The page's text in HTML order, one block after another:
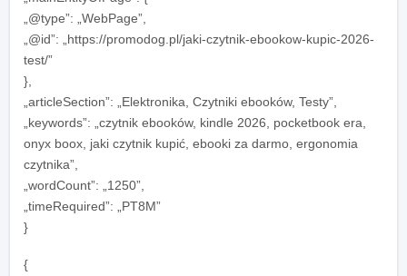
„@type”: „WebPage”,
„@id”: „https://promodog.pl/jaki-czytnik-ebookow-kupic-2026-
test/”
},
„articleSection”: „Elektronika, Czytniki ebooków, Testy”,
„keywords”: „czytnik ebooków, kindle 2026, pocketbook era,
onyx boox, jaki czytnik kupić, ebooki za darmo, ergonomia
czytnika”,
„wordCount”: „1250”,
„timeRequired”: „PT8M”
}
{